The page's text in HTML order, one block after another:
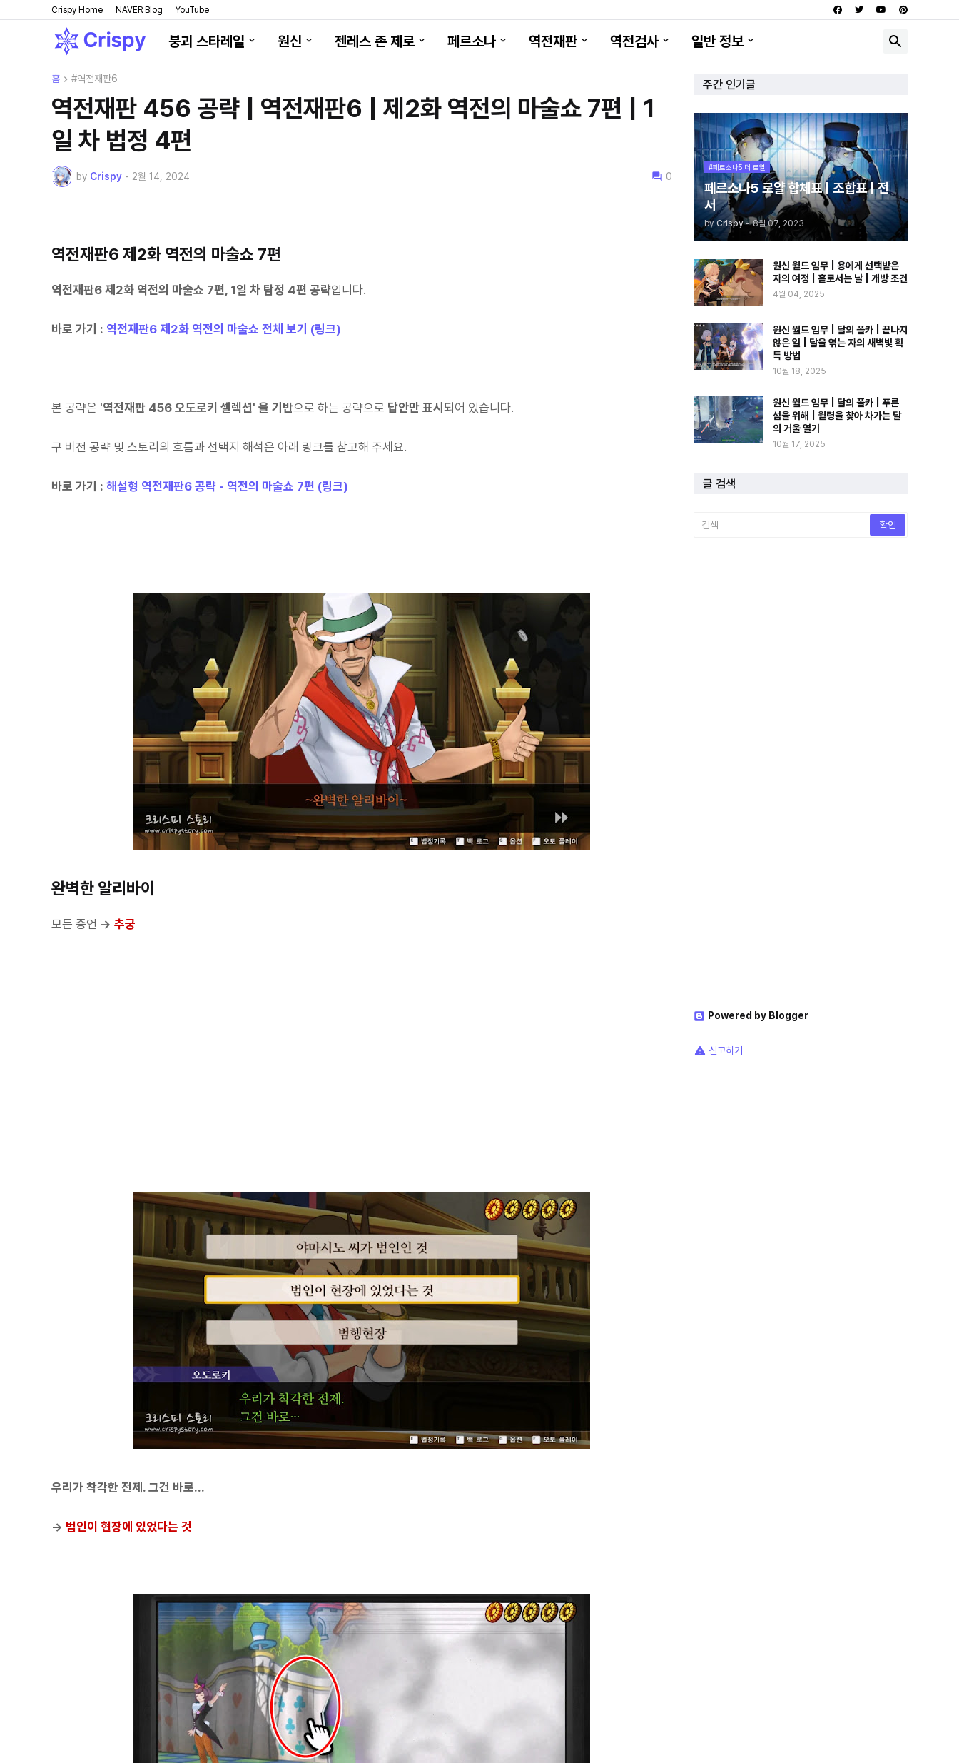
Crispy Home NAVER Blog YouTube
붕괴 스타레일 원신 젠레스 존 제로 페르소나 역전재판 역전검사 일반 정보
홈 #역전재판6
역전재판 456 공략 | 역전재판6 | 제2화 역전의 마술쇼 7편 | 1
일 차 법정 4편
by Crispy - 2월 14, 2024 0
역전재판6 제2화 역전의 마술쇼 7편
역전재판6 제2화 역전의 마술쇼 7편, 1일 차 탐정 4편 공략입니다.
바로 가기 : 역전재판6 제2화 역전의 마술쇼 전체 보기 (링크)
본 공략은 '역전재판 456 오도로키 셀렉션' 을 기반으로 하는 공략으로 답안만 표시 되어 있습니다.
구 버전 공략 및 스토리의 흐름과 선택지 해석은 아래 링크를 참고해 주세요.
바로 가기 : 해설형 역전재판6 공략 - 역전의 마술쇼 7편 (링크)
완벽한 알리바이
모든 증언 → 추궁
우리가 착각한 전제. 그건 바로...
→ 범인이 현장에 있었다는 것
주간 인기글
#페르소나5 더 로열
페르소나5 로얄 합체표 | 조합표 | 전
서
by Crispy - 8월 07, 2023
원신 월드 임무 | 용에게 선택받은
자의 여정 | 홀로서는 날 | 개방 조건
4월 04, 2025
원신 월드 임무 | 달의 폴카 | 끝나지
않은 일 | 달을 엮는 자의 새벽빛 획
득 방법
10월 18, 2025
원신 월드 임무 | 달의 폴카 | 푸른
섬을 위해 | 월령을 찾아 차가는 달
의 거울 열기
10월 17, 2025
글 검색
Powered by Blogger
신고하기